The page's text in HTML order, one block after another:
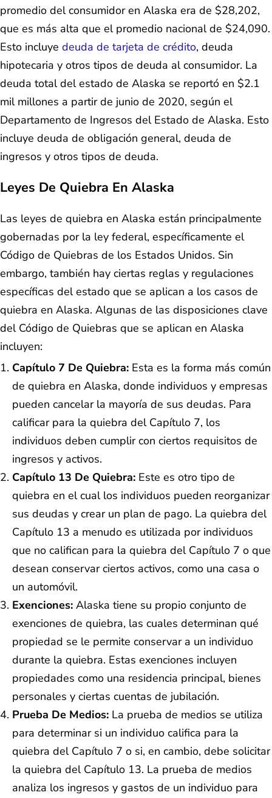
promedio del consumidor en Alaska era de $28,202,
que es más alta que el promedio nacional de $24,090.
Esto incluye deuda de tarjeta de crédito, deuda
hipotecaria y otros tipos de deuda al consumidor. La
deuda total del estado de Alaska se reportó en $2.1
mil millones a partir de junio de 2020, según el
Departamento de Ingresos del Estado de Alaska. Esto
incluye deuda de obligación general, deuda de
ingresos y otros tipos de deuda.
Leyes De Quiebra En Alaska
Las leyes de quiebra en Alaska están principalmente
gobernadas por la ley federal, específicamente el
Código de Quiebras de los Estados Unidos. Sin
embargo, también hay ciertas reglas y regulaciones
específicas del estado que se aplican a los casos de
quiebra en Alaska. Algunas de las disposiciones clave
del Código de Quiebras que se aplican en Alaska
incluyen:
Capítulo 7 De Quiebra: Esta es la forma más común
de quiebra en Alaska, donde individuos y empresas
pueden cancelar la mayoría de sus deudas. Para
calificar para la quiebra del Capítulo 7, los
individuos deben cumplir con ciertos requisitos de
ingresos y activos.
Capítulo 13 De Quiebra: Este es otro tipo de
quiebra en el cual los individuos pueden reorganizar
sus deudas y crear un plan de pago. La quiebra del
Capítulo 13 a menudo es utilizada por individuos
que no califican para la quiebra del Capítulo 7 o que
desean conservar ciertos activos, como una casa o
un automóvil.
Exenciones: Alaska tiene su propio conjunto de
exenciones de quiebra, las cuales determinan qué
propiedad se le permite conservar a un individuo
durante la quiebra. Estas exenciones incluyen
propiedades como una residencia principal, bienes
personales y ciertas cuentas de jubilación.
Prueba De Medios: La prueba de medios se utiliza
para determinar si un individuo califica para la
quiebra del Capítulo 7 o si, en cambio, debe solicitar
la quiebra del Capítulo 13. La prueba de medios
analiza los ingresos y gastos de un individuo para